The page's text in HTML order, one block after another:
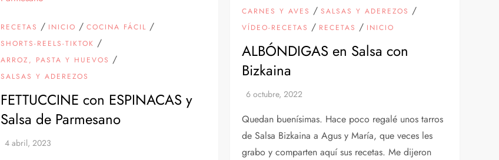
RECETAS / INICIO /COCINA FÁCIL /
SHORTS-REELS-TIKTOK /
ARROZ, PASTA Y HUEVOS /
SALSAS Y ADEREZOS
FETTUCCINE con ESPINACAS y
Salsa de Parmesano
CARNES Y AVES / SALSAS Y ADEREZOS /
VÍDEO-RECETAS / RECETAS / INICIO
ALBÓNDIGAS en Salsa con
Bizkaina
Quedan buenísimas. Hace poco regalé unos tarros
de Salsa Bizkaina a Agus y María, que veces les
grabo y comparten aquí sus recetas. Me dijeron